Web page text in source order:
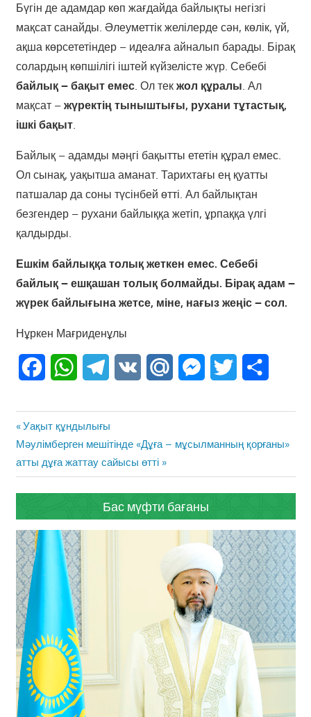
Бүгін де адамдар көп жағдайда байлықты негізгі
мақсат санайды. Әлеуметтік желілерде сән, көлік, үй,
ақша көрсететіндер – идеалға айналып барады. Бірақ
солардың көпшілігі іштей күйзелісте жүр. Себебі
байлық – бақыт емес. Ол тек жол құралы. Ал
мақсат – жүректің тыныштығы, рухани тұтастық,
ішкі бақыт.
Байлық – адамды мәңгі бақытты ететін құрал емес.
Ол сынақ, уақытша аманат. Тарихтағы ең қуатты
патшалар да соны түсінбей өтті. Ал байлықтан
безгендер – рухани байлыққа жетіп, ұрпаққа үлгі
қалдырды.
Ешкім байлыққа толық жеткен емес. Себебі
байлық – ешқашан толық болмайды. Бірақ адам –
жүрек байлығына жетсе, міне, нағыз жеңіс – сол.
Нұркен Мағриденұлы
FacebookWhatsAppTelegram
VK Mail.Ru Messenger
Twitter
Жазба
навигациясы
Previous
Post:
Уақыт құндылығы
Next
Post:
Мәулімберген мешітінде «Дұға – мұсылманның қорғаны»
атты дұға жаттау сайысы өтті
Бас мүфти бағаны